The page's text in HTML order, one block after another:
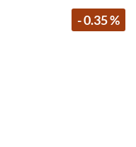
- 0.35 %